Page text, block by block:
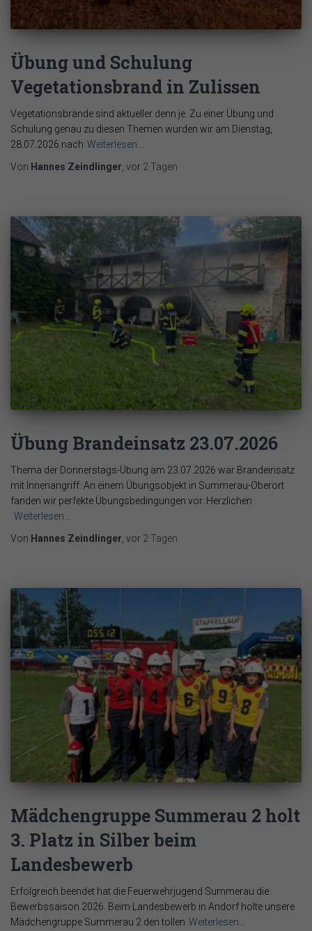
Übung und Schulung
Vegetationsbrand in Zulissen
Vegetationsbrände sind aktueller denn je. Zu einer Übung und
Schulung genau zu diesen Themen wurden wir am Dienstag,
28.07.2026 nach Weiterlesen…
Von Hannes Zeindlinger , vor 2 Tagen
Übung Brandeinsatz 23.07.2026
Thema der Donnerstags-Übung am 23.07.2026 war Brandeinsatz
mit Innenangriff. An einem Übungsobjekt in Summerau-Oberort
fanden wir perfekte Übungsbedingungen vor. Herzlichen
Weiterlesen…
Von Hannes Zeindlinger, vor 2 Tagen
Mädchengruppe Summerau 2 holt
3. Platz in Silber beim
Landesbewerb
Erfolgreich beendet hat die Feuerwehrjugend Summerau die
Bewerbssaison 2026. Beim Landesbewerb in Andorf holte unsere
Mädchengruppe Summerau 2 den tollen Weiterlesen…